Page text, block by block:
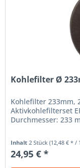
Kohlefilter Ø
Kohlefilter 233mm,
Aktivkohlefilterset
Durchmesser: 233
Inhalt 2 Stück(12,48 € * /
24,95 € *